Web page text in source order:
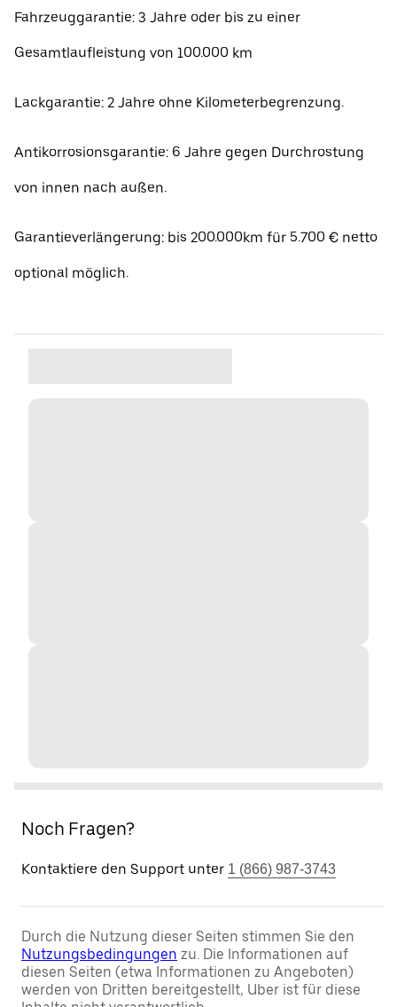
Fahrzeuggarantie: 3 Jahre oder bis zu einer
Gesamtlaufleistung von 100.000 km
Lackgarantie: 2 Jahre ohne Kilometerbegrenzung.
Antikorrosionsgarantie: 6 Jahre gegen Durchrostung
von innen nach außen.
Garantieverlängerung: bis 200.000km für 5.700 € netto
optional möglich.
Noch Fragen?
Kontaktiere den Support unter 1 (866) 987-3743
Durch die Nutzung dieser Seiten stimmen Sie den
Nutzungsbedingungen zu. Die Informationen auf
diesen Seiten (etwa Informationen zu Angeboten)
werden von Dritten bereitgestellt, Uber ist für diese